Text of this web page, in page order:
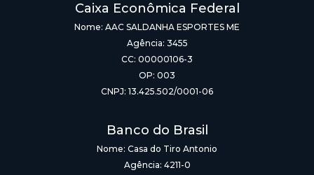
Caixa Econômica Federal
Nome: AAC SALDANHA ESPORTES ME
Agência: 3455
CC: 00000106-3
OP: 003
CNPJ: 13.425.502/0001-06
Banco do Brasil
Nome: Casa do Tiro Antonio
Agência: 4211-0